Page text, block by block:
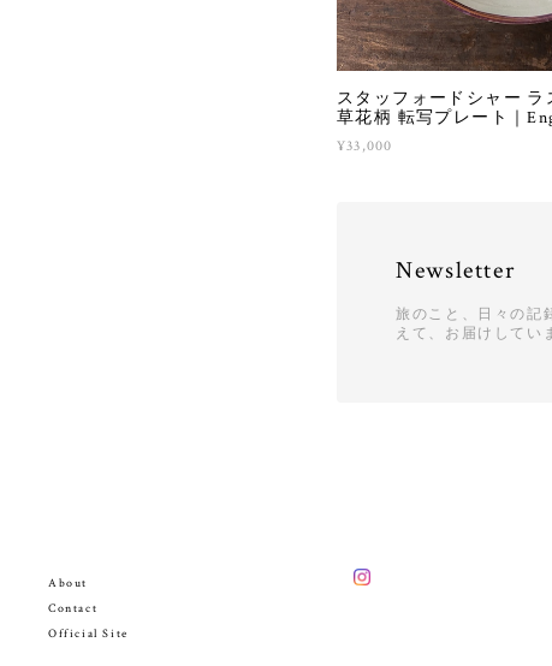
About
Contact
Official Site
スタッフォードシャー ラ
草花柄 転写プレート｜
¥33,000
Newsletter
旅のこと、日々の記
えて、お届けしてい